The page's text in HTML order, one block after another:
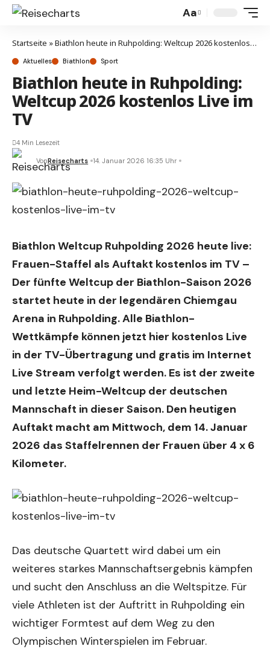
Aa
Startseite »Biathlon heute in Ruhpolding: Weltcup 2026 kostenlos Live im TV
Aktuelles Biathlon Sport
Biathlon heute in Ruhpolding:
Weltcup 2026 kostenlos Live im
TV
VonReisecharts 14. Januar 2026 16:35 Uhr
4 Min Lesezeit
Biathlon Weltcup Ruhpolding 2026 heute live:
Frauen-Staffel als Auftakt kostenlos im TV –
Der fünfte Weltcup der Biathlon-Saison 2026
startet heute in der legendären Chiemgau
Arena in Ruhpolding. Alle Biathlon-
Wettkämpfe können jetzt hier kostenlos Live
in der TV-Übertragung und gratis im Internet
Live Stream verfolgt werden. Es ist der zweite
und letzte Heim-Weltcup der deutschen
Mannschaft in dieser Saison. Den heutigen
Auftakt macht am Mittwoch, dem 14. Januar
2026 das Staffelrennen der Frauen über 4 x 6
Kilometer.
Das deutsche Quartett wird dabei um ein
weiteres starkes Mannschaftsergebnis kämpfen
und sucht den Anschluss an die Weltspitze. Für
viele Athleten ist der Auftritt in Ruhpolding ein
wichtiger Formtest auf dem Weg zu den
Olympischen Winterspielen im Februar.